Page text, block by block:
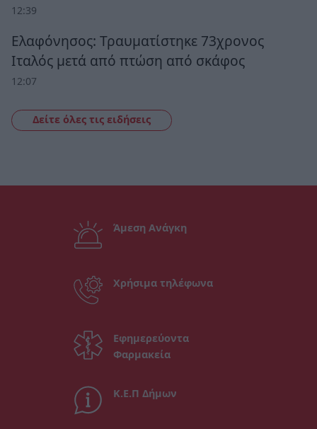
12:39
Ελαφόνησος: Τραυματίστηκε 73χρονος
Ιταλός μετά από πτώση από σκάφος
12:07
Δείτε όλες τις ειδήσεις
Άμεση Ανάγκη
Χρήσιμα τηλέφωνα
Εφημερεύοντα
Φαρμακεία
Κ.Ε.Π Δήμων